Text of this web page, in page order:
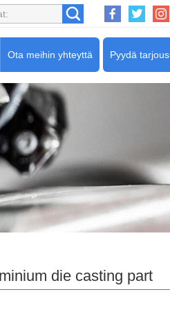
Pyydä tarjous
Ota meihin yhteyttä
die casting part